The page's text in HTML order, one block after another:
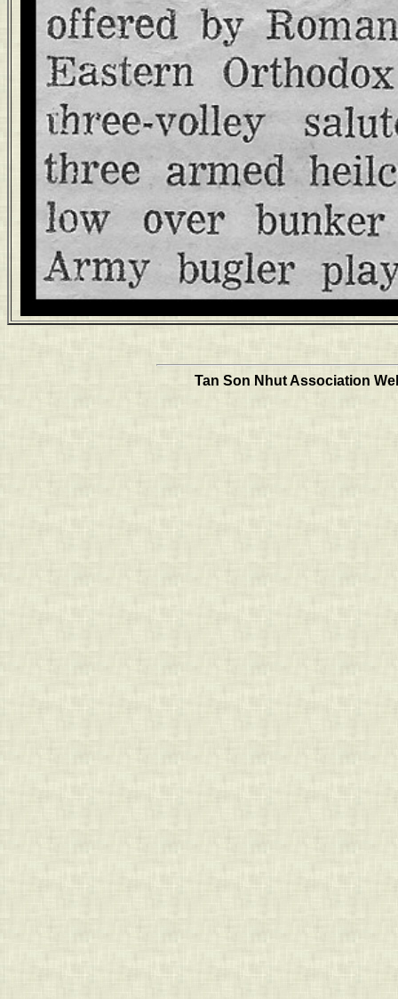
Tan Son Nhut Association